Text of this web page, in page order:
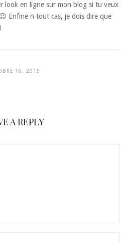
look en ligne sur mon blog si tu veux
Enfine n tout cas, je dois dire que
16, 2015
A REPLY